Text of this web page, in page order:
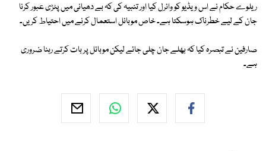
ریلوے حکام نے اس ویڈیو کو وائرل کیا اور تنبیہ کی کہ بے دھیانی میں پٹڑی عبور کرنا
جان کے لیے خطرناک ہوسکتا ہے۔ خاص موبائل استعمال کرنے میں احتیاط کریں۔
صارفین نے تبصرہ کیا کہ بھلے جان چلی جائے لیکن موبائل پر بات کرتے رہنا ضروری
ہے۔